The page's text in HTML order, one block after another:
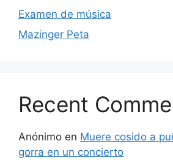
Examen de música
Mazinger Peta
Recent
Anónimo en Muere cosido a
gorra en un concierto